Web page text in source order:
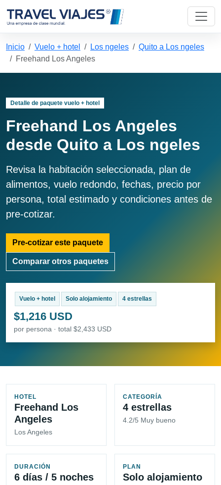
Inicio Vuelo + hotel Los ngeles
Quito a Los ngeles
Freehand Los Angeles
Detalle de paquete vuelo + hotel
Freehand Los Angeles
desde Quito a Los ngeles
Revisa la habitación seleccionada, plan de
alimentos, vuelo redondo, fechas, precio por
persona, total estimado y condiciones antes de
pre-cotizar.
Pre-cotizar este paquete
Comparar otros paquetes
Vuelo + hotel Solo alojamiento 4 estrellas
$1,216 USD
por persona · total $2,433 USD
HOTEL
Freehand Los
Angeles
Los Angeles
CATEGORÍA
4 estrellas
4.2/5 Muy bueno
DURACIÓN
6 días / 5 noches
PLAN
Solo alojamiento